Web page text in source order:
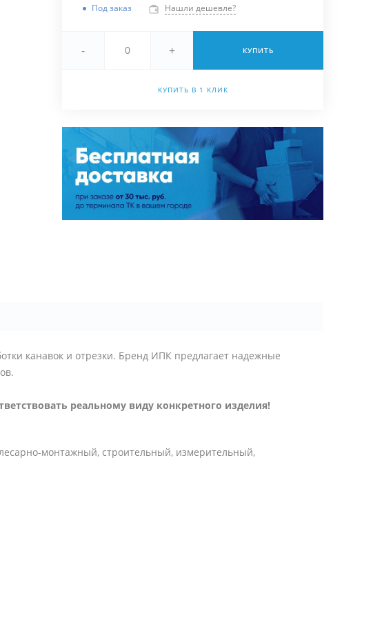
Под заказ Нашли дешевле?
- + КУПИТЬ
КУПИТЬ В 1 КЛИК
канавок и отрезки. Бренд ИПК предлагает надежные
реальному виду конкретного изделия!
монтажный, строительный, измерительный,